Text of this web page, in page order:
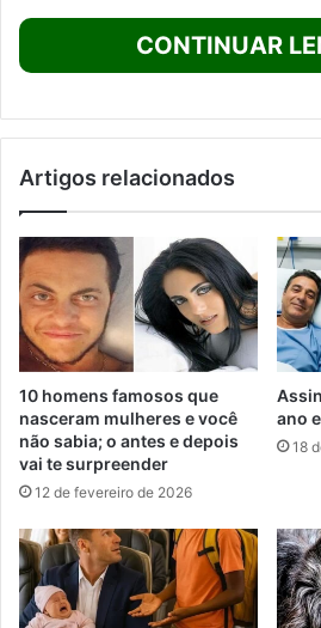
CONTINUAR
Artigos relacionados
10 homens famosos que
nasceram mulheres e você
não sabia; o antes e depois
vai te surpreender
12 de fevereiro de 2026
ano
18